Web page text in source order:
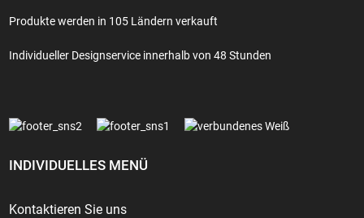
Produkte werden in 105 Ländern verkauft
Individueller Designservice innerhalb von 48 Stunden
INDIVIDUELLES MENÜ
Kontaktieren Sie uns